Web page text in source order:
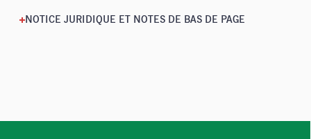
NOTICE JURIDIQUE ET NOTES DE BAS DE PAGE